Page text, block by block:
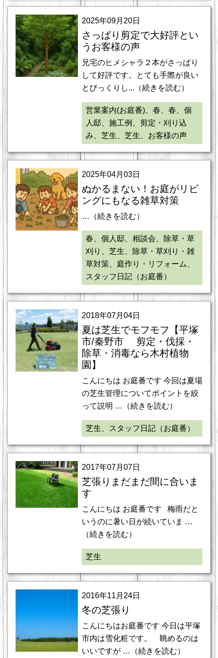
2025年09月20日
さっぱり剪定で大好評とい
うお客様の声
兄宅のヒメシャラ２本がさっぱり
して好評です。とても手際が良い
とびっくりし...（続きを読む）
営業案内(お庭番)、春、春、個
人邸、施工例、剪定・刈り込
み、芝生、芝生、お客様の声
2025年04月03日
ぬかるまない！お庭がリビ
ングにもなる雑草対策
…（続きを読む）
春、個人邸、相談会、除草・草
刈り、芝生、除草・草刈り・雑
草対策、庭作り・リフォーム、
スタッフ日記（お庭番）
2018年07月04日
夏は芝生でモフモフ【平塚
市/秦野市 剪定・伐採・
除草・消毒なら木村植物
園】
こんにちは お庭番です 今回は夏場
の芝生管理についてポイントを絞
って説明 …（続きを読む）
芝生、スタッフ日記（お庭番）
2017年07月07日
芝張りまだまだ間に合いま
す
こんにちは お庭番です 梅雨だと
いうのに暑い日が続いていま …
（続きを読む）
芝生
2016年11月24日
冬の芝張り
こんにちはお庭番です 今日は平塚
市内は雪化粧です。 眺めるのは
いいですが …（続きを読む）